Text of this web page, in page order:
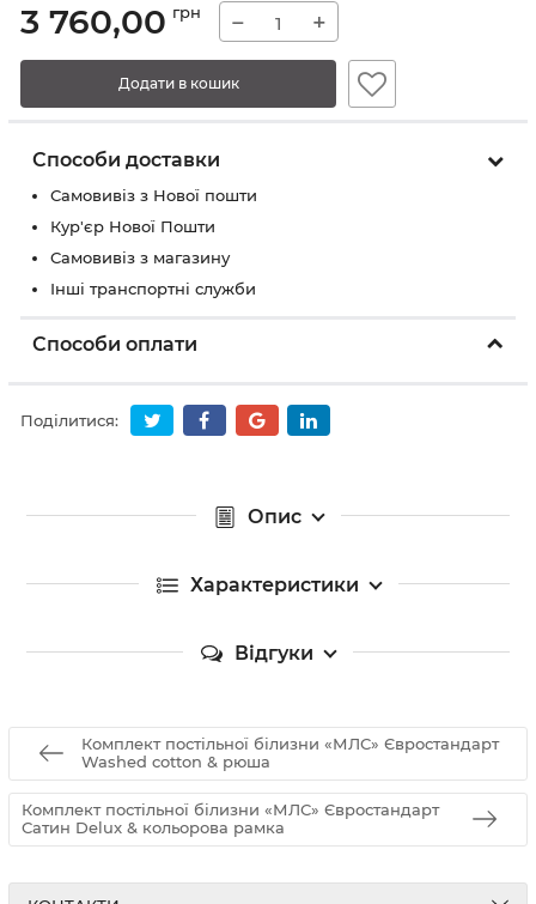
3 760,00 грн − +
Додати в кошик
Способи доставки
Самовивіз з Нової пошти
Кур'єр Нової Пошти
Самовивіз з магазину
Інші транспортні служби
Способи оплати
Поділитися:
Опис
Характеристики
Відгуки
Комплект постільної білизни «МЛС» Євростандарт
Washed cotton & рюша
Комплект постільної білизни «МЛС» Євростандарт
Сатин Delux & кольорова рамка